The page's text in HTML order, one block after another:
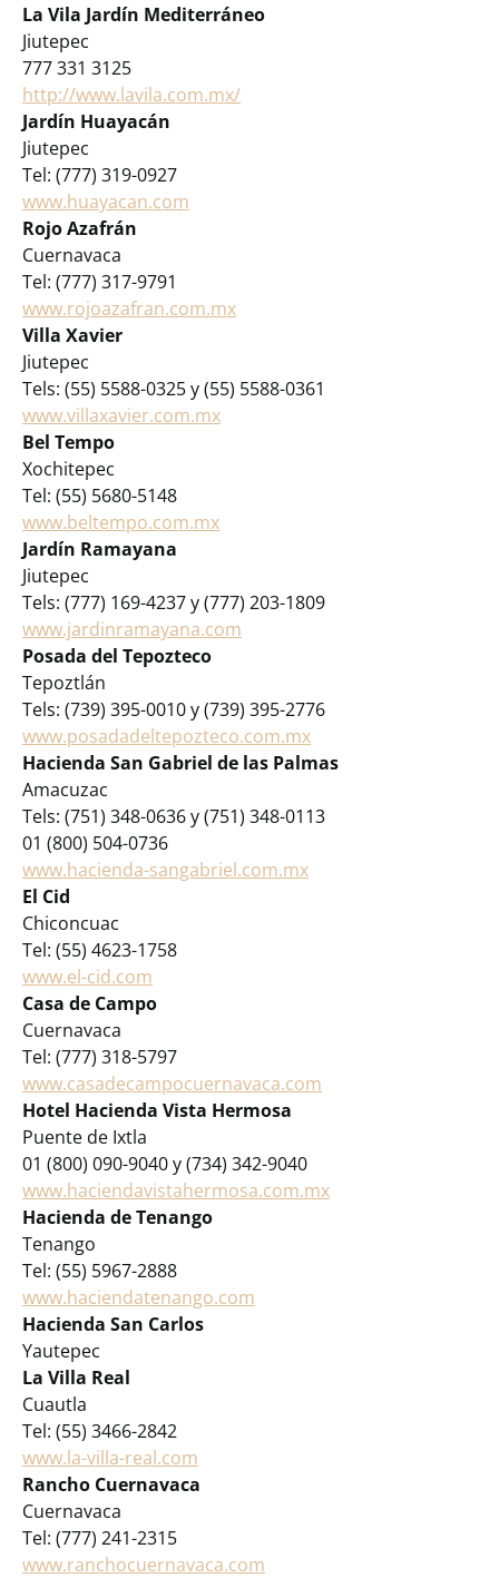
La Vila Jardín Mediterráneo
Jiutepec
777 331 3125
http://www.lavila.com.mx/
Jardín Huayacán
Jiutepec
Tel: (777) 319-0927
www.huayacan.com
Rojo Azafrán
Cuernavaca
Tel: (777) 317-9791
www.rojoazafran.com.mx
Villa Xavier
Jiutepec
Tels: (55) 5588-0325 y (55) 5588-0361
www.villaxavier.com.mx
Bel Tempo
Xochitepec
Tel: (55) 5680-5148
www.beltempo.com.mx
Jardín Ramayana
Jiutepec
Tels: (777) 169-4237 y (777) 203-1809
www.jardinramayana.com
Posada del Tepozteco
Tepoztlán
Tels: (739) 395-0010 y (739) 395-2776
www.posadadeltepozteco.com.mx
Hacienda San Gabriel de las Palmas
Amacuzac
Tels: (751) 348-0636 y (751) 348-0113
01 (800) 504-0736
www.hacienda-sangabriel.com.mx
El Cid
Chiconcuac
Tel: (55) 4623-1758
www.el-cid.com
Casa de Campo
Cuernavaca
Tel: (777) 318-5797
www.casadecampocuernavaca.com
Hotel Hacienda Vista Hermosa
Puente de Ixtla
01 (800) 090-9040 y (734) 342-9040
www.haciendavistahermosa.com.mx
Hacienda de Tenango
Tenango
Tel: (55) 5967-2888
www.haciendatenango.com
Hacienda San Carlos
Yautepec
La Villa Real
Cuautla
Tel: (55) 3466-2842
www.la-villa-real.com
Rancho Cuernavaca
Cuernavaca
Tel: (777) 241-2315
www.ranchocuernavaca.com